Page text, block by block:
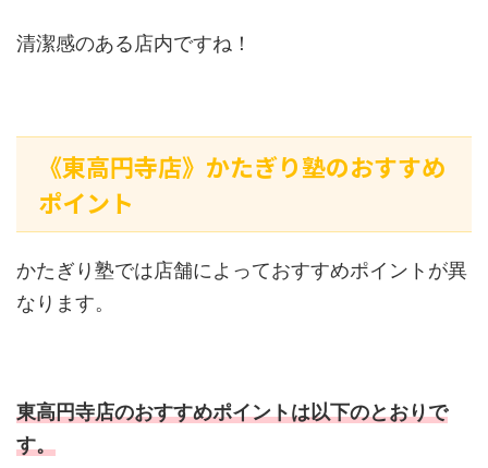
清潔感のある店内ですね！
《東高円寺店》かたぎり塾のおすすめ
ポイント
かたぎり塾では店舗によっておすすめポイントが異
なります。
東高円寺店のおすすめポイントは以下のとおりで
す。